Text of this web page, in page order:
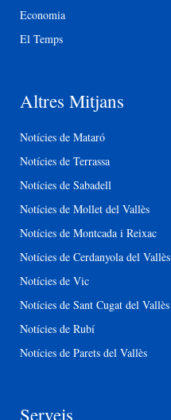
Economia
El Temps
Altres Mitjans
Notícies de Mataró
Notícies de Terrassa
Notícies de Sabadell
Notícies de Mollet del Vallès
Notícies de Montcada i Reixac
Notícies de Cerdanyola del Vallès
Notícies de Vic
Notícies de Sant Cugat del Vallès
Notícies de Rubí
Notícies de Parets del Vallès
Serveis